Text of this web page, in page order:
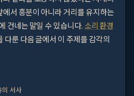
서 흥분이 아니라 거리를 유지하는
건네는 말일 수 있습니다. 소리 환경
다룬 다음 글에서 이 주제를 감각의
의 서사